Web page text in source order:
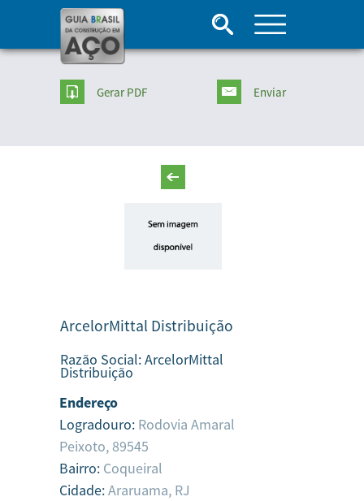
Gerar PDF Enviar
ArcelorMittal Distribuição
Razão Social:ArcelorMittal
Distribuição
Endereço
Logradouro: Rodovia Amaral
Peixoto, 89545
Bairro: Coqueiral
Cidade:Araruama, RJ